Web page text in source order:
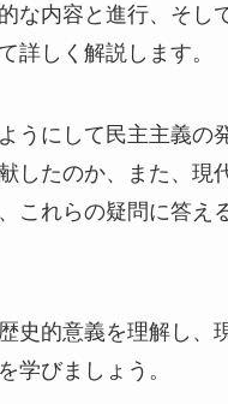
な内容と進行、そし
詳しく解説します。
うにして民主主義の
したのか、また、現
これらの疑問に答え
史的意義を理解し、
学びましょう。